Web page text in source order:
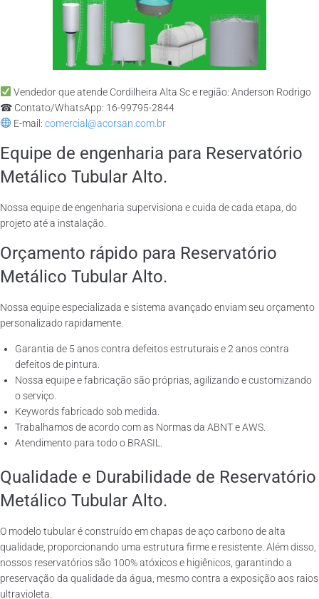
Vendedor que atende Cordilheira Alta Sc e região: Anderson Rodrigo
☎ Contato/WhatsApp: 16-99795-2844
E-mail: comercial@acorsan.com.br
Equipe de engenharia para Reservatório
Metálico Tubular Alto.
Nossa equipe de engenharia supervisiona e cuida de cada etapa, do
projeto até a instalação.
Orçamento rápido para Reservatório
Metálico Tubular Alto.
Nossa equipe especializada e sistema avançado enviam seu orçamento
personalizado rapidamente.
Garantia de 5 anos contra defeitos estruturais e 2 anos contra
defeitos de pintura.
Nossa equipe e fabricação são próprias, agilizando e customizando
o serviço.
Keywords fabricado sob medida.
Trabalhamos de acordo com as Normas da ABNT e AWS.
Atendimento para todo o BRASIL.
Qualidade e Durabilidade de Reservatório
Metálico Tubular Alto.
O modelo tubular é construído em chapas de aço carbono de alta
qualidade, proporcionando uma estrutura firme e resistente. Além disso,
nossos reservatórios são 100% atóxicos e higiênicos, garantindo a
preservação da qualidade da água, mesmo contra a exposição aos raios
ultravioleta.